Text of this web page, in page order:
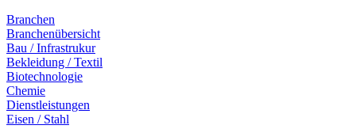
Branchen
Branchenübersicht
Bau / Infrastrukur
Bekleidung / Textil
Biotechnologie
Chemie
Dienstleistungen
Eisen / Stahl